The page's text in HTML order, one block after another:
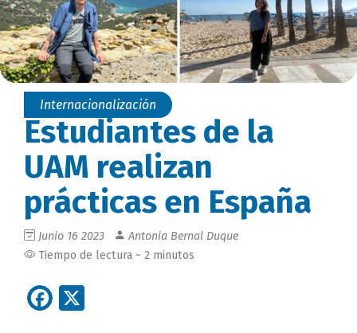
Internacionalización
Estudiantes de la
UAM realizan
prácticas en España
Junio 16 2023
Antonia Bernal Duque
Tiempo de lectura ~ 2 minutos
Facebook